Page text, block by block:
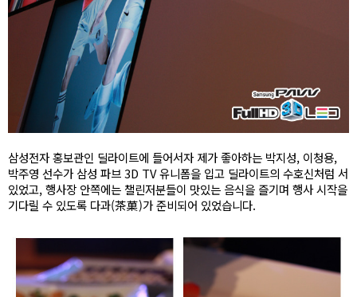
삼성전자 홍보관인 딜라이트에 들어서자 제가 좋아하는 박지성, 이청용,
박주영 선수가 삼성 파브 3D TV 유니폼을 입고 딜라이트의 수호신처럼 서
있었고, 행사장 안쪽에는 챌린저분들이 맛있는 음식을 즐기며 행사 시작을
기다릴 수 있도록 다과(茶菓)가 준비되어 있었습니다.